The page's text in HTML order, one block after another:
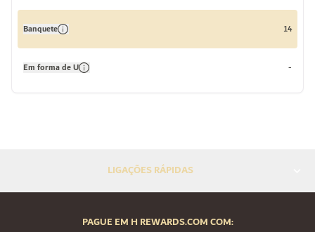
Banquete 14
Em forma de U -
LIGAÇÕES RÁPIDAS
PAGUE EM H REWARDS.COM COM: